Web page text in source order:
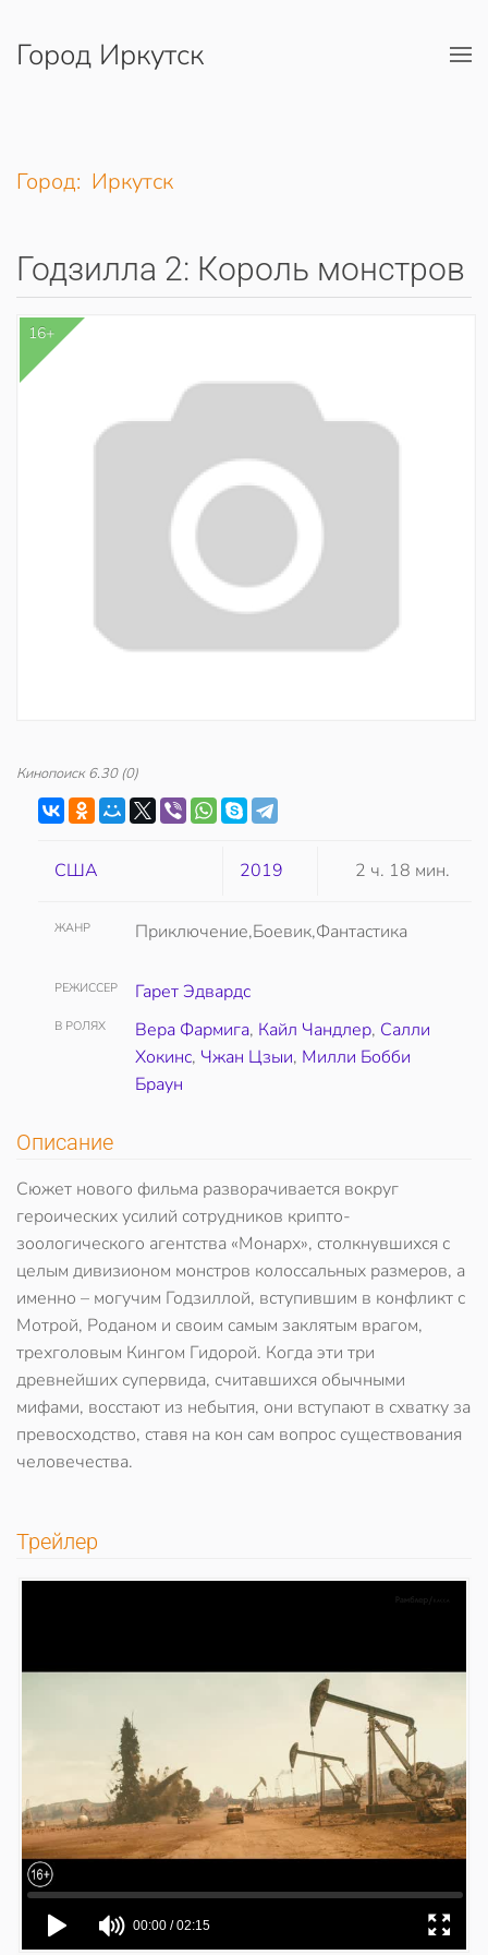
Перейти к содержимому
Город Иркутск
Город: Иркутск
Годзилла 2: Король монстров
16+
Кинопоиск 6.30(0)
США 2019 2 ч. 18 мин.
ЖАНР Приключение,Боевик,Фантастика
РЕЖИССЕР Гарет Эдвардс
В РОЛЯХ Вера Фармига, Кайл Чандлер, Салли
Хокинс, Чжан Цзыи, Милли Бобби
Браун
Описание
Сюжет нового фильма разворачивается вокруг
героических усилий сотрудников крипто-
зоологического агентства «Монарх», столкнувшихся с
целым дивизионом монстров колоссальных размеров, а
именно – могучим Годзиллой, вступившим в конфликт с
Мотрой, Роданом и своим самым заклятым врагом,
трехголовым Кингом Гидорой. Когда эти три
древнейших супервида, считавшихся обычными
мифами, восстают из небытия, они вступают в схватку за
превосходство, ставя на кон сам вопрос существования
человечества.
Трейлер